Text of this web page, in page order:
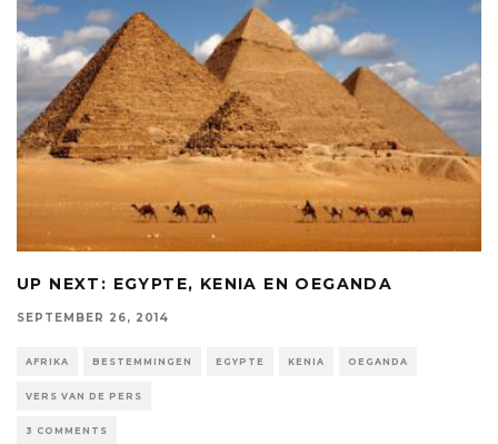
UP NEXT: EGYPTE, KENIA EN OEGANDA
SEPTEMBER 26, 2014
AFRIKA BESTEMMINGEN EGYPTE KENIA OEGANDA
VERS VAN DE PERS
3 COMMENTS